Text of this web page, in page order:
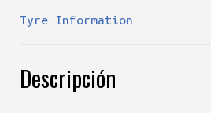
Tyre Information
Descripción